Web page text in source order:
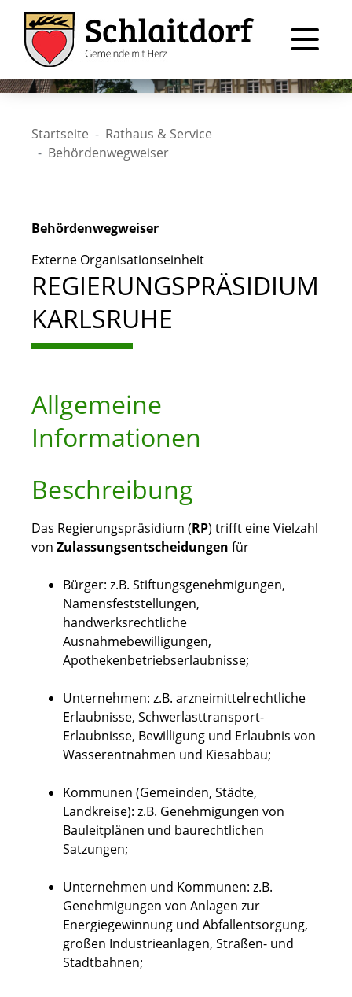
Startseite
Rathaus & Service
Behördenwegweiser
Behördenwegweiser
Externe Organisationseinheit
REGIERUNGSPRÄSIDIUM
KARLSRUHE
Allgemeine
Informationen
Beschreibung
Das Regierungspräsidium (RP) trifft eine Vielzahl
von Zulassungsentscheidungen für
Bürger: z.B. Stiftungsgenehmigungen,
Namensfeststellungen,
handwerksrechtliche
Ausnahmebewilligungen,
Apothekenbetriebserlaubnisse;
Unternehmen: z.B. arzneimittelrechtliche
Erlaubnisse, Schwerlasttransport-
Erlaubnisse, Bewilligung und Erlaubnis von
Wasserentnahmen und Kiesabbau;
Kommunen (Gemeinden, Städte,
Landkreise): z.B. Genehmigungen von
Bauleitplänen und baurechtlichen
Satzungen;
Unternehmen und Kommunen: z.B.
Genehmigungen von Anlagen zur
Energiegewinnung und Abfallentsorgung,
großen Industrieanlagen, Straßen- und
Stadtbahnen;